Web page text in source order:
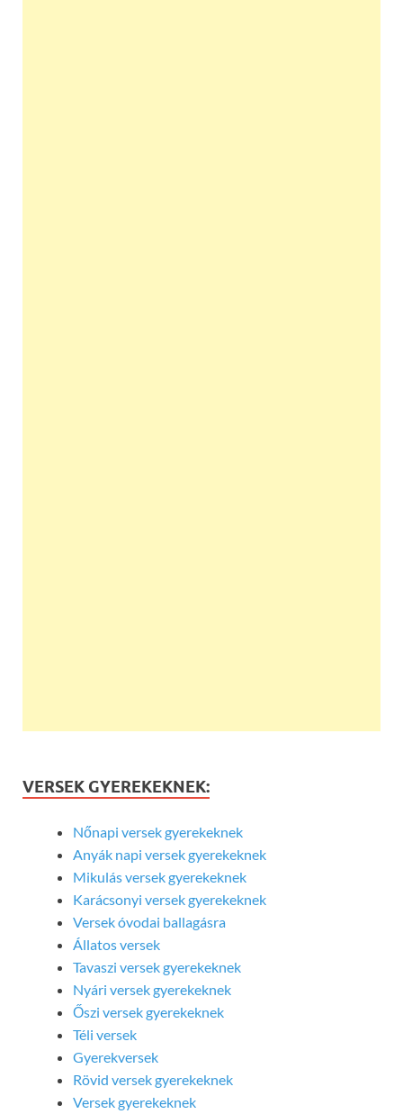
VERSEK GYEREKEKNEK:
Nőnapi versek gyerekeknek
Anyák napi versek gyerekeknek
Mikulás versek gyerekeknek
Karácsonyi versek gyerekeknek
Versek óvodai ballagásra
Állatos versek
Tavaszi versek gyerekeknek
Nyári versek gyerekeknek
Őszi versek gyerekeknek
Téli versek
Gyerekversek
Rövid versek gyerekeknek
Versek gyerekeknek